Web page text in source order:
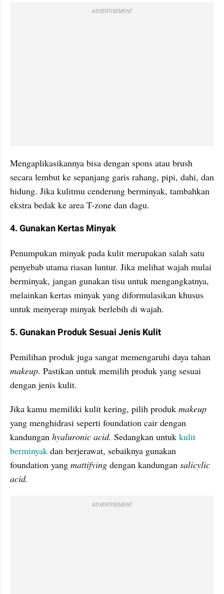
ADVERTISEMENT
Mengaplikasikannya bisa dengan spons atau brush
secara lembut ke sepanjang garis rahang, pipi, dahi, dan
hidung. Jika kulitmu cenderung berminyak, tambahkan
ekstra bedak ke area T-zone dan dagu.
4. Gunakan Kertas Minyak
Penumpukan minyak pada kulit merupakan salah satu
penyebab utama riasan luntur. Jika melihat wajah mulai
berminyak, jangan gunakan tisu untuk mengangkatnya,
melainkan kertas minyak yang diformulasikan khusus
untuk menyerap minyak berlebih di wajah.
5. Gunakan Produk Sesuai Jenis Kulit
makeup. Pastikan untuk memilih produk yang sesuai
dengan jenis kulit.
Jika kamu memiliki kulit kering, pilih produk makeup
yang menghidrasi seperti foundation cair dengan
kandungan hyaluronic acid. Sedangkan untuk kulit
berminyak dan berjerawat, sebaiknya gunakan
foundation yang mattifying dengan kandungan salicylic
acid.
ADVERTISEMENT